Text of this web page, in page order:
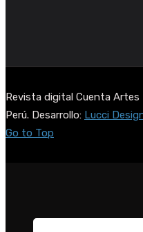
Revista digital Cuenta
Perú. Desarrollo: Lucci
Go to Top
Buscar: